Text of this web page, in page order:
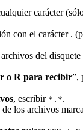
carácter
con el carácter .
del
o R para recibir”,
, escribir *.*.
de los archivos